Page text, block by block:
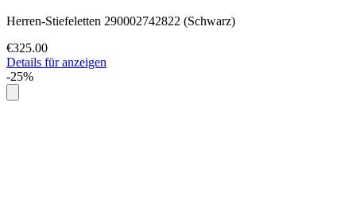
Herren-Stiefeletten 290002742822 (Schwarz)
€325.00
Details für anzeigen
-25%